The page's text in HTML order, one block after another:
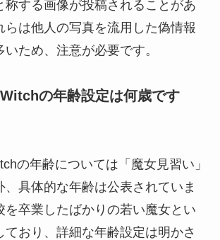
称する画像が投稿されることがあ
らは他人の写真を流用した偽情報
ため、注意が必要です。
の年齢設定は何歳です
の年齢については「魔女見習い」
、具体的な年齢は公表されていま
を卒業したばかりの若い魔女とい
ており、詳細な年齢設定は明かさ